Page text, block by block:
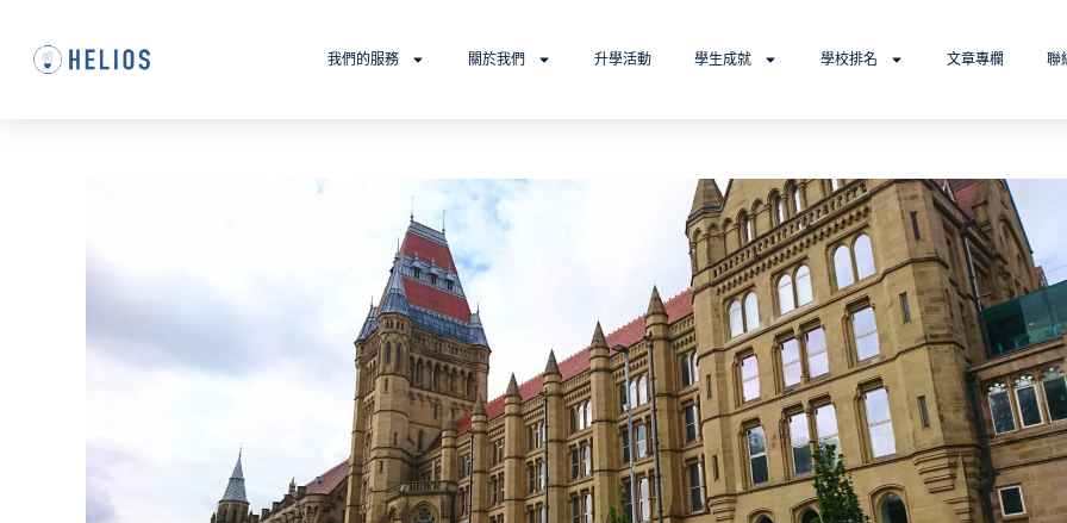
我們的服務 關於我們 升學活動 學生成就 學校排名 文章專欄 聯